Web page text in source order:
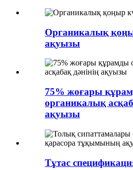
Органикалық
ақуызы
75% жоғары
органикалық
ақуызы
Тұтас